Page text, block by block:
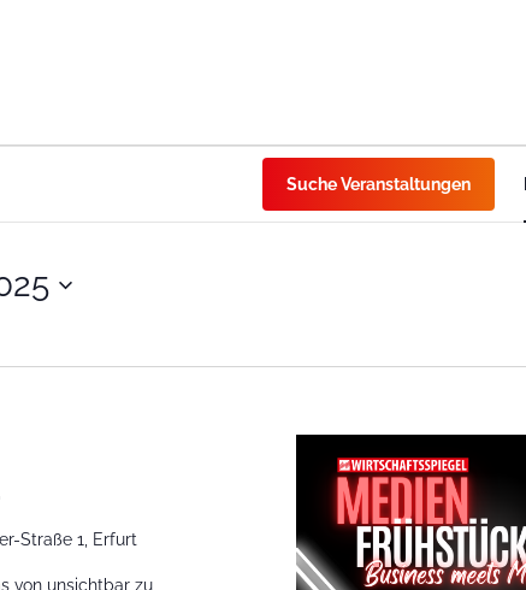
Suche Veranstaltungen
Straße 1, Erfurt
von unsichtbar zu